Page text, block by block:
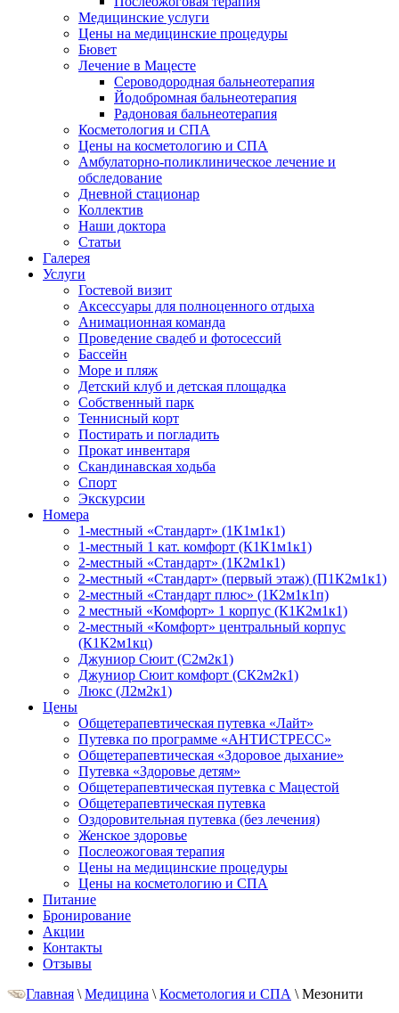
Медицинские услуги
Цены на медицинские процедуры
Бювет
Лечение в Мацесте
Сероводородная бальнеотерапия
Йодобромная бальнеотерапия
Радоновая бальнеотерапия
Косметология и СПА
Цены на косметологию и СПА
Амбулаторно-поликлиническое лечение и
обследование
Дневной стационар
Коллектив
Наши доктора
Статьи
Галерея
Услуги
Гостевой визит
Аксессуары для полноценного отдыха
Анимационная команда
Проведение свадеб и фотосессий
Бассейн
Море и пляж
Детский клуб и детская площадка
Собственный парк
Теннисный корт
Постирать и погладить
Прокат инвентаря
Скандинавская ходьба
Спорт
Экскурсии
Номера
1-местный «Стандарт» (1К1м1к1)
1-местный 1 кат. комфорт (К1К1м1к1)
2-местный «Стандарт» (1К2м1к1)
2-местный «Стандарт» (первый этаж) (П1К2м1к1)
2-местный «Стандарт плюс» (1К2м1к1п)
2 местный «Комфорт» 1 корпус (К1К2м1к1)
2-местный «Комфорт» центральный корпус
(К1К2м1кц)
Джуниор Сюит (С2м2к1)
Джуниор Сюит комфорт (СК2м2к1)
Люкс (Л2м2к1)
Цены
Общетерапевтическая путевка «Лайт»
Путевка по программе «АНТИСТРЕСС»
Общетерапевтическая «Здоровое дыхание»
Путевка «Здоровье детям»
Общетерапевтическая путевка с Мацестой
Общетерапевтическая путевка
Оздоровительная путевка (без лечения)
Женское здоровье
Послеожоговая терапия
Цены на медицинские процедуры
Цены на косметологию и СПА
Питание
Бронирование
Акции
Контакты
Отзывы
Главная \ Медицина \ Косметология и СПА \ Мезонити